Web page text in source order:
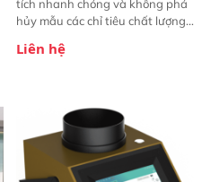
tích nhanh chóng và không phá
hủy mẫu các chỉ tiêu chất lượng
Thiết bị linh hoạt cho nhiều kịch
trực tiếp ngoài đồng ruộng.
Liên hệ